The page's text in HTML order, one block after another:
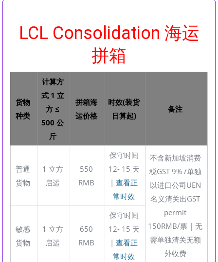
LCL Consolidation 海运
拼箱
货物
种类
计算方
式 1 立
方 ≤
500 公
斤
拼箱海
运价格
时效(装货
日算起)
备注
普通
货物
1 立方
启运
550
RMB
保守时间
12- 15 天
| 查看正
常时效
不含新加坡消费
税GST 9% /单独
以进口公司UEN
名义清关出GST
permit
150RMB/票 | 无
需单独清关无额
外收费
敏感
货物
1 立方
启运
650
RMB
保守时间
12- 15 天
| 查看正
常时效